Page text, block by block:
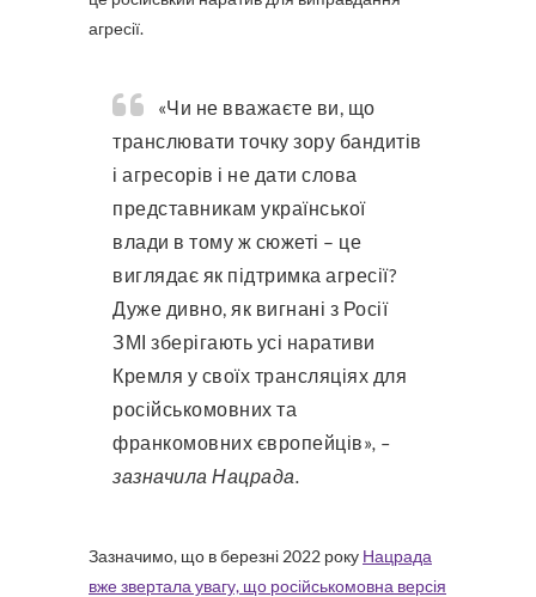
агресії.
«Чи не вважаєте ви, що
транслювати точку зору бандитів
і агресорів і не дати слова
представникам української
влади в тому ж сюжеті – це
виглядає як підтримка агресії?
Дуже дивно, як вигнані з Росії
ЗМІ зберігають усі наративи
Кремля у своїх трансляціях для
російськомовних та
франкомовних європейців», –
зазначила Нацрада.
Зазначимо, що в березні 2022 року Нацрада
вже звертала увагу, що російськомовна версія